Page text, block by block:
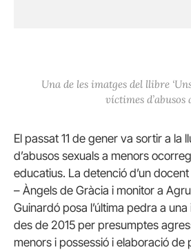
Una de les imatges del llibre
víctimes
El passat 11 de gener va sortir a la
d’abusos sexuals a menors
educatius. La detenció d’un docent
– Àngels de Gràcia i monitor a
Guinardó posa l’última pedra a
des de 2015 per presumptes
menors i possessió i elaboració de